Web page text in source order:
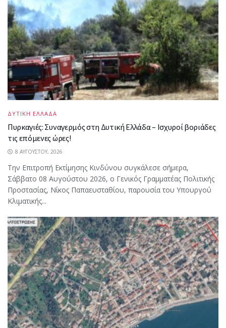
ΔΥΤΙΚΗ ΕΛΛΑΔΑ
Πυρκαγιές: Συναγερμός στη Δυτική Ελλάδα – Ισχυροί βοριάδες
τις επόμενες ώρες!
8 ΑΥΓΟΎΣΤΟΥ, 2026
Την Επιτροπή Εκτίμησης Κινδύνου συγκάλεσε σήμερα,
Σάββατο 08 Αυγούστου 2026, ο Γενικός Γραμματέας Πολιτικής
Προστασίας, Νίκος Παπαευσταθίου, παρουσία του Υπουργού
Κλιματικής...